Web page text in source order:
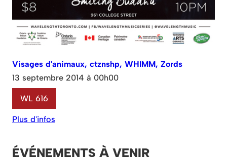
Visages d'animaux, ctznshp, WHIMM, Zords
13 septembre 2014 à 00h00
WL 616
Plus d'infos
ÉVÉNEMENTS À VENIR